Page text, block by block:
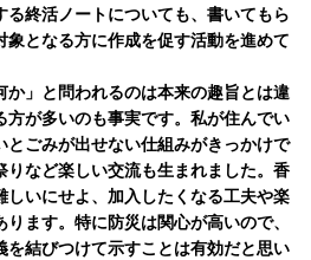
る終活ノートについても、書いてもら
象となる方に作成を促す活動を進めて
か」と問われるのは本来の趣旨とは違
方が多いのも事実です。私が住んでい
とごみが出せない仕組みがきっかけで
りなど楽しい交流も生まれました。香
しいにせよ、加入したくなる工夫や楽
ます。特に防災は関心が高いので、
を結びつけて示すことは有効だと思い